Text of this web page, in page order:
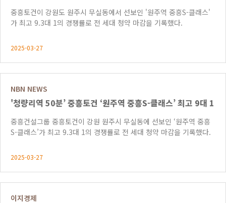
중흥토건이 강원도 원주시 무실동에서 선보인 '원주역 중흥S-클래스'
가 최고 9.3대 1의 경쟁률로 전 세대 청약 마감을 기록했다.
2025-03-27
NBN NEWS
'청량리역 50분’ 중흥토건 ‘원주역 중흥S-클래스’ 최고 9대 1
중흥건설그룹 중흥토건이 강원 원주시 무실동에 선보인 ‘원주역 중흥
S-클래스’가 최고 9.3대 1의 경쟁률로 전 세대 청약 마감을 기록했다.
2025-03-27
이지경제